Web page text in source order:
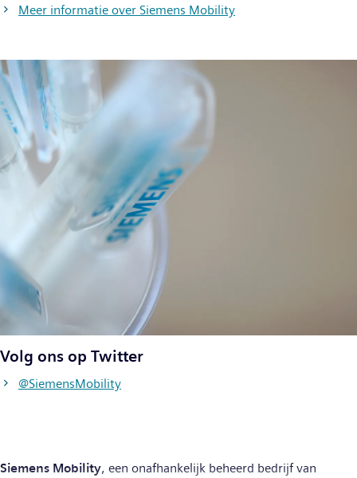
Meer informatie over Siemens Mobility
Volg ons op Twitter
@SiemensMobility
Siemens Mobility, een onafhankelijk beheerd bedrijf van